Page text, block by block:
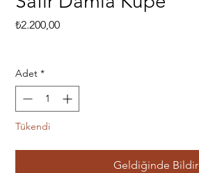
₺2.200,00Fiyat
Adet *
Tükendi
Geldiğinde Bildir